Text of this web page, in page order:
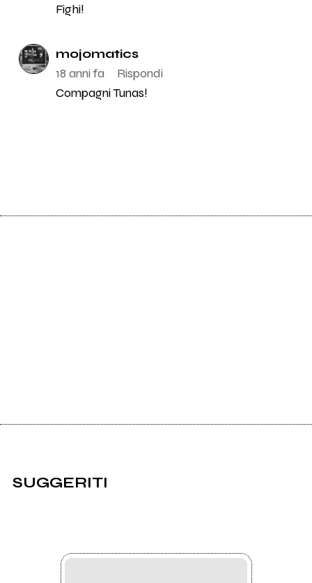
Fighi!
mojomatics
18 anni fa
Rispondi
Compagni Tunas!
SUGGERITI